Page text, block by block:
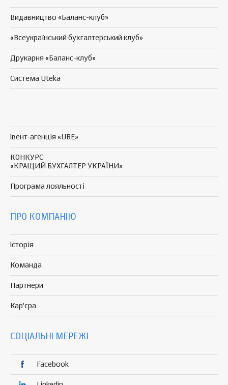
Видавництво «Баланс-клуб»
«Всеукраїнський бухгалтерський клуб»
Друкарня «Баланс-клуб»
Система Uteka
Івент-агенція «UBE»
КОНКУРС
«КРАЩИЙ БУХГАЛТЕР УКРАЇНИ»
Програма лояльності
ПРО КОМПАНІЮ
Історія
Команда
Партнери
Кар'єра
СОЦІАЛЬНІ МЕРЕЖІ
Facebook